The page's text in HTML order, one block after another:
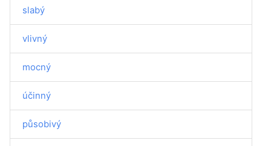
slabý
vlivný
mocný
účinný
působivý